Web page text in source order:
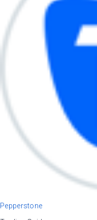
Pepperstone